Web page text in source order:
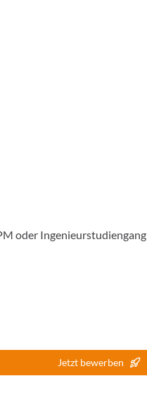
oder Ingenieurstudiengang
Jetzt bewerben